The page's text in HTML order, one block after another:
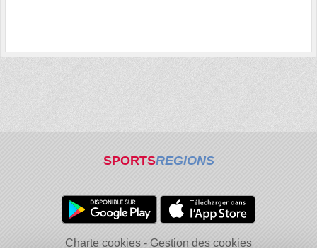
SPORTSREGIONS
Charte cookies Gestion des cookies